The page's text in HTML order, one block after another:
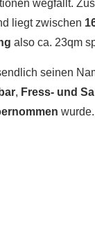
wegfällt.
liegt zwischen
also ca. 23qm
seinen
, Fress- und
wurde.